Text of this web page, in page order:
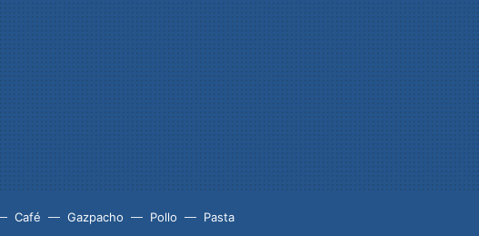
Café Gazpacho Pollo Pasta